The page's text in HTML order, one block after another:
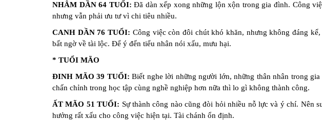
NHÂM DẦN 64 TUỔI:Đã dàn xếp xong những lộn xộn trong gia đình. Công
nhưng vẫn phải ưu tư vì chi tiêu nhiều.
CANH DẦN 76 TUỔI: Công việc còn đôi chút khó khăn, nhưng không đáng
bất ngờ về tài lộc. Để ý đến tiểu nhân nói xấu, mưu hại.
* TUỔI MÃO
ĐINH MÃO 39 TUỔI: Biết nghe lời những người lớn, những thân nhân trong
chấn chỉnh trong học tập cùng nghề nghiệp hơn nữa thì lo gì không thành công.
ẤT MÃO 51 TUỔI: Sự thành công nào cũng đòi hỏi nhiều nỗ lực và ý chí. Nên
hưởng rất xấu cho công việc hiện tại. Tài chánh ổn định.